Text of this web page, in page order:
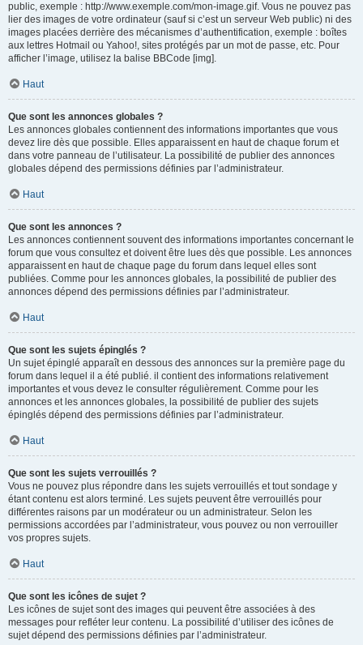
public, exemple : http://www.exemple.com/mon-image.gif. Vous ne pouvez pas
lier des images de votre ordinateur (sauf si c’est un serveur Web public) ni des
images placées derrière des mécanismes d’authentification, exemple : boîtes
aux lettres Hotmail ou Yahoo!, sites protégés par un mot de passe, etc. Pour
afficher l’image, utilisez la balise BBCode [img].
Haut
Que sont les annonces globales ?
Les annonces globales contiennent des informations importantes que vous
devez lire dès que possible. Elles apparaissent en haut de chaque forum et
dans votre panneau de l’utilisateur. La possibilité de publier des annonces
globales dépend des permissions définies par l’administrateur.
Haut
Que sont les annonces ?
Les annonces contiennent souvent des informations importantes concernant le
forum que vous consultez et doivent être lues dès que possible. Les annonces
apparaissent en haut de chaque page du forum dans lequel elles sont
publiées. Comme pour les annonces globales, la possibilité de publier des
annonces dépend des permissions définies par l’administrateur.
Haut
Que sont les sujets épinglés ?
Un sujet épinglé apparaît en dessous des annonces sur la première page du
forum dans lequel il a été publié. il contient des informations relativement
importantes et vous devez le consulter régulièrement. Comme pour les
annonces et les annonces globales, la possibilité de publier des sujets
épinglés dépend des permissions définies par l’administrateur.
Haut
Que sont les sujets verrouillés ?
Vous ne pouvez plus répondre dans les sujets verrouillés et tout sondage y
étant contenu est alors terminé. Les sujets peuvent être verrouillés pour
différentes raisons par un modérateur ou un administrateur. Selon les
permissions accordées par l’administrateur, vous pouvez ou non verrouiller
vos propres sujets.
Haut
Que sont les icônes de sujet ?
Les icônes de sujet sont des images qui peuvent être associées à des
messages pour refléter leur contenu. La possibilité d’utiliser des icônes de
sujet dépend des permissions définies par l’administrateur.